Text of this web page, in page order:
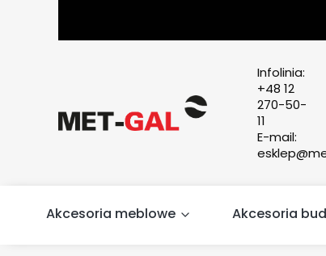
Infolinia:
+48 12
270-50-
11
E-mail:
Akcesoria meblowe Akcesoria